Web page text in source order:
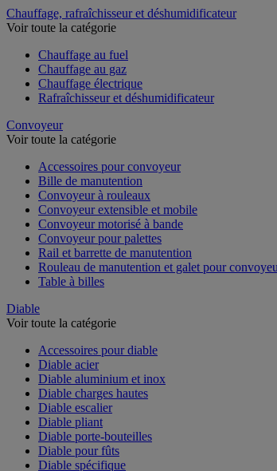
Chauffage, rafraîchisseur et déshumidificateur
Chauffage au fuel
Chauffage au gaz
Chauffage électrique
Convoyeur
Accessoires pour convoyeur
Bille de manutention
Convoyeur à rouleaux
Convoyeur extensible et mobile
Convoyeur motorisé à bande
Convoyeur pour palettes
Rail et barrette de manutention
Rouleau de manutention et galet pour convoyeur
Diable
Accessoires pour diable
Diable acier
Diable aluminium et inox
Diable charges hautes
Diable escalier
Diable pliant
Diable porte-bouteilles
Diable pour fûts